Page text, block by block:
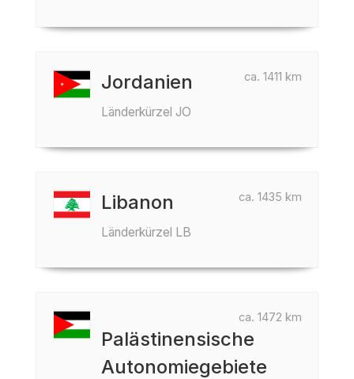
ca. 1411 km
Jordanien
Länderkürzel JO
ca. 1435 km
Libanon
Länderkürzel LB
ca. 1472 km
Palästinensische
Autonomiegebiete